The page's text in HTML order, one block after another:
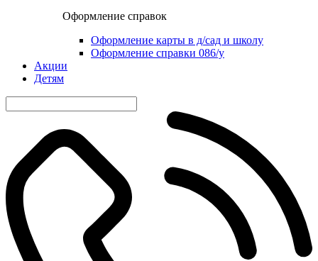
Оформление справок
Оформление карты в д/сад и школу
Оформление справки 086/у
Акции
Детям